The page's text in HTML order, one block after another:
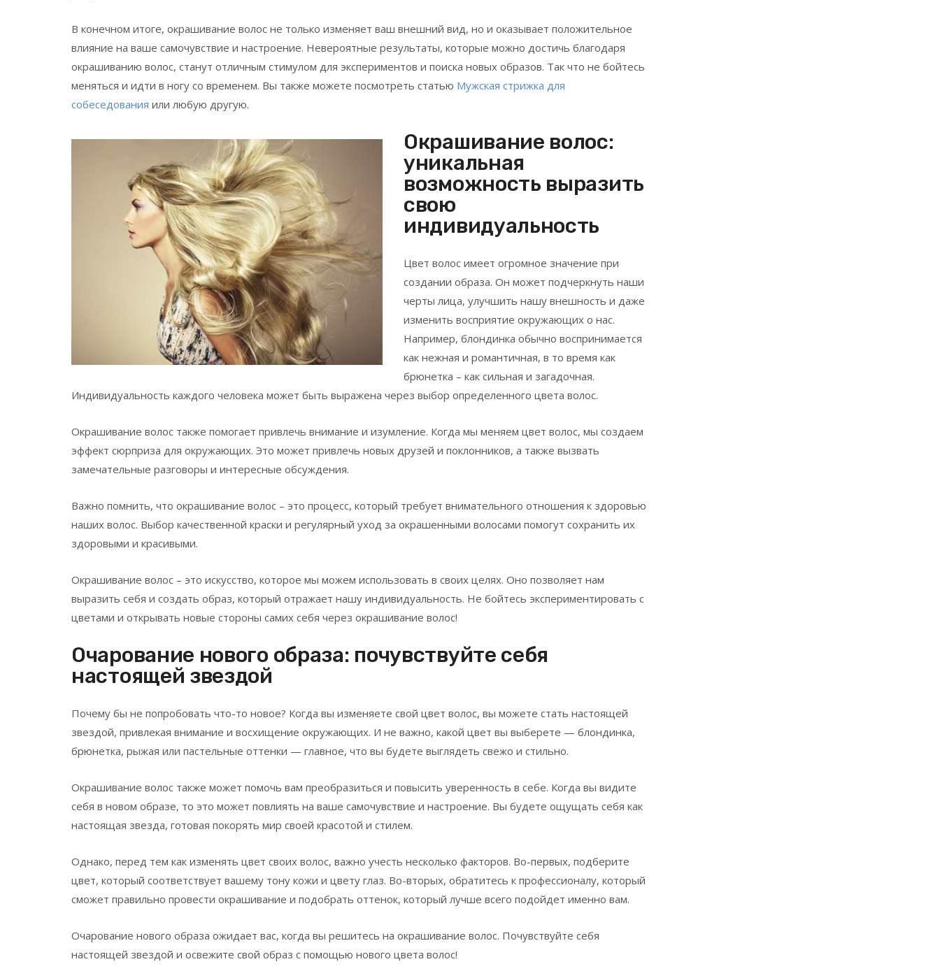
В конечном итоге, окрашивание волос не только изменяет ваш внешний вид, но и оказывает положительное
влияние на ваше самочувствие и настроение. Невероятные результаты, которые можно достичь благодаря
окрашиванию волос, станут отличным стимулом для экспериментов и поиска новых образов. Так что не бойтесь
меняться и идти в ногу со временем. Вы также можете посмотреть статью Мужская стрижка для
собеседования или любую другую.
Окрашивание волос:
уникальная
возможность выразить
свою
индивидуальность
Цвет волос имеет огромное значение при
создании образа. Он может подчеркнуть наши
черты лица, улучшить нашу внешность и даже
изменить восприятие окружающих о нас.
Например, блондинка обычно воспринимается
как нежная и романтичная, в то время как
брюнетка – как сильная и загадочная.
Индивидуальность каждого человека может быть выражена через выбор определенного цвета волос.
Окрашивание волос также помогает привлечь внимание и изумление. Когда мы меняем цвет волос, мы создаем
эффект сюрприза для окружающих. Это может привлечь новых друзей и поклонников, а также вызвать
замечательные разговоры и интересные обсуждения.
Важно помнить, что окрашивание волос – это процесс, который требует внимательного отношения к здоровью
наших волос. Выбор качественной краски и регулярный уход за окрашенными волосами помогут сохранить их
здоровыми и красивыми.
Окрашивание волос – это искусство, которое мы можем использовать в своих целях. Оно позволяет нам
выразить себя и создать образ, который отражает нашу индивидуальность. Не бойтесь экспериментировать с
цветами и открывать новые стороны самих себя через окрашивание волос!
Очарование нового образа: почувствуйте себя
настоящей звездой
Почему бы не попробовать что-то новое? Когда вы изменяете свой цвет волос, вы можете стать настоящей
звездой, привлекая внимание и восхищение окружающих. И не важно, какой цвет вы выберете — блондинка,
брюнетка, рыжая или пастельные оттенки — главное, что вы будете выглядеть свежо и стильно.
Окрашивание волос также может помочь вам преобразиться и повысить уверенность в себе. Когда вы видите
себя в новом образе, то это может повлиять на ваше самочувствие и настроение. Вы будете ощущать себя как
настоящая звезда, готовая покорять мир своей красотой и стилем.
Однако, перед тем как изменять цвет своих волос, важно учесть несколько факторов. Во-первых, подберите
цвет, который соответствует вашему тону кожи и цвету глаз. Во-вторых, обратитесь к профессионалу, который
сможет правильно провести окрашивание и подобрать оттенок, который лучше всего подойдет именно вам.
Очарование нового образа ожидает вас, когда вы решитесь на окрашивание волос. Почувствуйте себя
настоящей звездой и освежите свой образ с помощью нового цвета волос!